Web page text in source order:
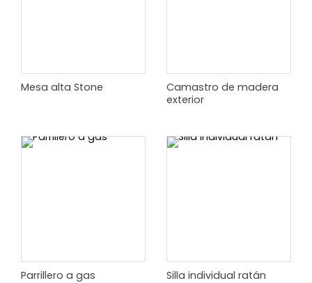
Mesa alta Stone
Camastro de madera
exterior
Parrillero a gas Silla individual ratán